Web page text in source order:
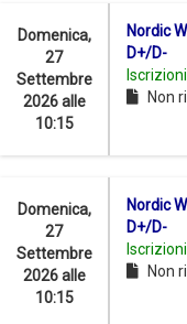
Domenica,
27
Settembre
2026 alle
10:15
Nordic
D+/D-
Non
Domenica,
27
Settembre
2026 alle
10:15
Nordic
D+/D-
Non